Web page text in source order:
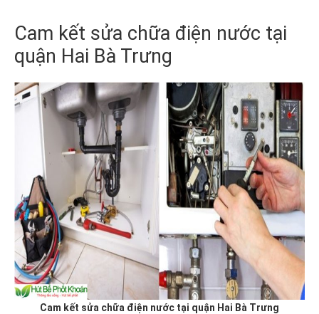
Cam kết sửa chữa điện nước tại
quận Hai Bà Trưng
Cam kết sửa chữa điện nước tại quận Hai Bà Trưng